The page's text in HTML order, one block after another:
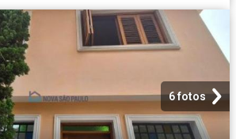
6 fotos